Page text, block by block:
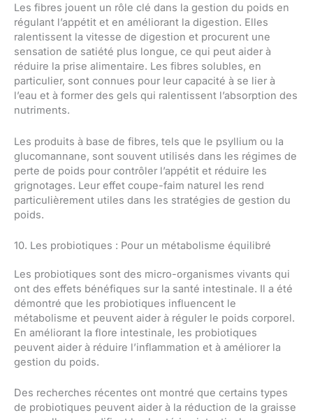
Les fibres jouent un rôle clé dans la gestion du poids en
régulant l’appétit et en améliorant la digestion. Elles
ralentissent la vitesse de digestion et procurent une
sensation de satiété plus longue, ce qui peut aider à
réduire la prise alimentaire. Les fibres solubles, en
particulier, sont connues pour leur capacité à se lier à
l’eau et à former des gels qui ralentissent l’absorption des
nutriments.
Les produits à base de fibres, tels que le psyllium ou la
glucomannane, sont souvent utilisés dans les régimes de
perte de poids pour contrôler l’appétit et réduire les
grignotages. Leur effet coupe-faim naturel les rend
particulièrement utiles dans les stratégies de gestion du
poids.
10. Les probiotiques : Pour un métabolisme équilibré
Les probiotiques sont des micro-organismes vivants qui
ont des effets bénéfiques sur la santé intestinale. Il a été
démontré que les probiotiques influencent le
métabolisme et peuvent aider à réguler le poids corporel.
En améliorant la flore intestinale, les probiotiques
peuvent aider à réduire l’inflammation et à améliorer la
gestion du poids.
Des recherches récentes ont montré que certains types
de probiotiques peuvent aider à la réduction de la graisse